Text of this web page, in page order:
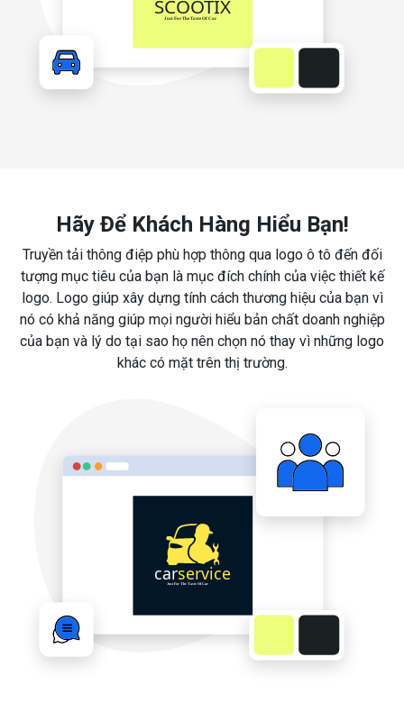
Hãy Để Khách Hàng Hiểu Bạn!
Truyền tải thông điệp phù hợp thông qua logo ô tô đến đối
tượng mục tiêu của bạn là mục đích chính của việc thiết kế
logo. Logo giúp xây dựng tính cách thương hiệu của bạn vì
nó có khả năng giúp mọi người hiểu bản chất doanh nghiệp
của bạn và lý do tại sao họ nên chọn nó thay vì những logo
khác có mặt trên thị trường.